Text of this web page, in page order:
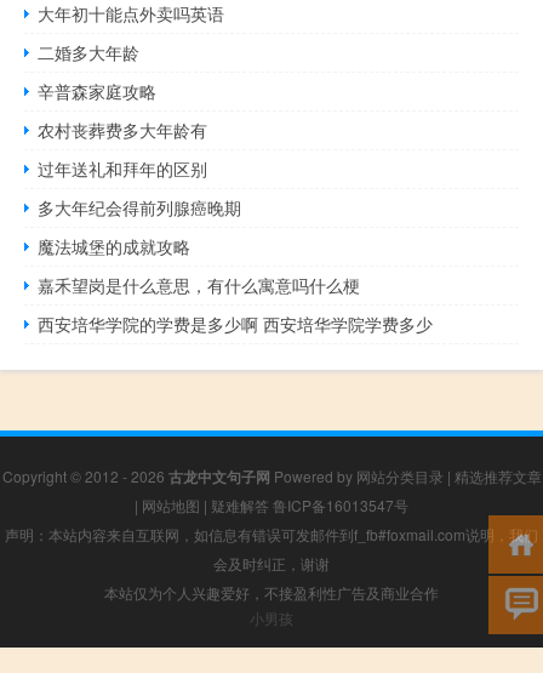
大年初十能点外卖吗英语
二婚多大年龄
辛普森家庭攻略
农村丧葬费多大年龄有
过年送礼和拜年的区别
多大年纪会得前列腺癌晚期
魔法城堡的成就攻略
嘉禾望岗是什么意思，有什么寓意吗什么梗
西安培华学院的学费是多少啊 西安培华学院学费多少
Copyright © 2012 - 2026 古龙中文句子网 Powered by 网站分类目录 | 精选推荐文章
| 网站地图 | 疑难解答 鲁ICP备16013547号
声明：本站内容来自互联网，如信息有错误可发邮件到f_fb#foxmail.com说明，我们
会及时纠正，谢谢
本站仅为个人兴趣爱好，不接盈利性广告及商业合作
小男孩